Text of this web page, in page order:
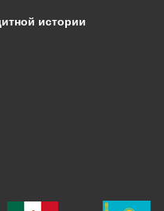
истории